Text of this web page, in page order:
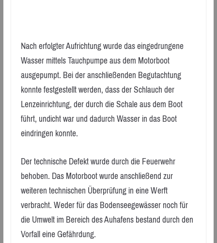
Nach erfolgter Aufrichtung wurde das eingedrungene
Wasser mittels Tauchpumpe aus dem Motorboot
ausgepumpt. Bei der anschließenden Begutachtung
konnte festgestellt werden, dass der Schlauch der
Lenzeinrichtung, der durch die Schale aus dem Boot
führt, undicht war und dadurch Wasser in das Boot
eindringen konnte.
Der technische Defekt wurde durch die Feuerwehr
behoben. Das Motorboot wurde anschließend zur
weiteren technischen Überprüfung in eine Werft
verbracht. Weder für das Bodenseegewässer noch für
die Umwelt im Bereich des Auhafens bestand durch den
Vorfall eine Gefährdung.